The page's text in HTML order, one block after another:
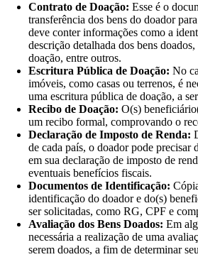
Contrato de Doação: Esse é o
transferência dos bens do doador
deve conter informações como a
descrição detalhada dos bens
doação, entre outros.
Escritura Pública de Doação: No
imóveis, como casas ou terrenos, é
uma escritura pública de doação, a
Recibo de Doação: O(s)
um recibo formal, comprovando o
Declaração de Imposto de Renda:
de cada país, o doador pode precisar
em sua declaração de imposto de
eventuais benefícios fiscais.
Documentos de Identificação:
identificação do doador e do(s)
ser solicitadas, como RG, CPF e
Avaliação dos Bens Doados: Em
necessária a realização de uma
serem doados, a fim de determinar